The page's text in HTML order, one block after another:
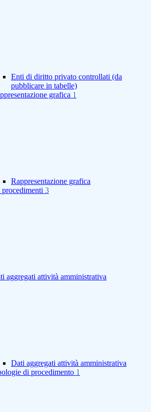
Enti di diritto privato controllati (da
pubblicare in tabelle)
grafica 1
Rappresentazione grafica
3
aggregati attività amministrativa
Dati aggregati attività amministrativa
di procedimento 1